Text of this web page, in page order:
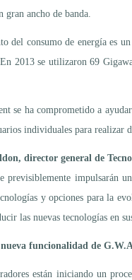
gran ancho de banda.
del consumo de energía es
2013 se utilizaron 69
se ha comprometido a
individuales para realizar
director general de
previsiblemente impulsarán
y opciones para la
las nuevas tecnologías en
funcionalidad de
están iniciando un